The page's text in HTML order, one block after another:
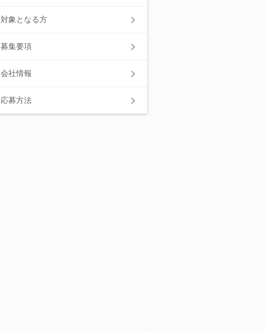
対象となる方
募集要項
会社情報
応募方法